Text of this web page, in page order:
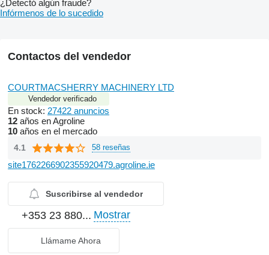
¿Detectó algún fraude?
Infórmenos de lo sucedido
Contactos del vendedor
COURTMACSHERRY MACHINERY LTD
Vendedor verificado
En stock: 27422 anuncios
12 años en Agroline
10 años en el mercado
4.1 58 reseñas
site1762266902355920479.agroline.ie
Suscribirse al vendedor
+353 23 880... Mostrar
Llámame Ahora